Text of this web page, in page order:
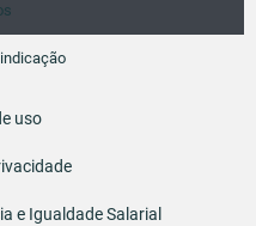
uso
e Igualdade Salarial